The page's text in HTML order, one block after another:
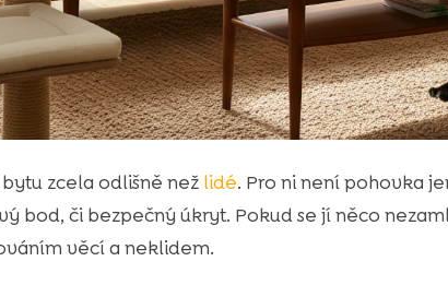
zcela odlišně než lidé. Pro ni není pohovka
bod, či bezpečný úkryt. Pokud se jí něco
věcí a neklidem.